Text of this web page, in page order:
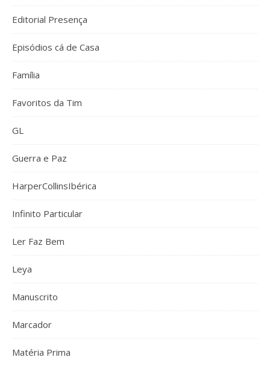
Editorial Presença
Episódios cá de Casa
Família
Favoritos da Tim
GL
Guerra e Paz
HarperCollinsIbérica
Infinito Particular
Ler Faz Bem
Leya
Manuscrito
Marcador
Matéria Prima